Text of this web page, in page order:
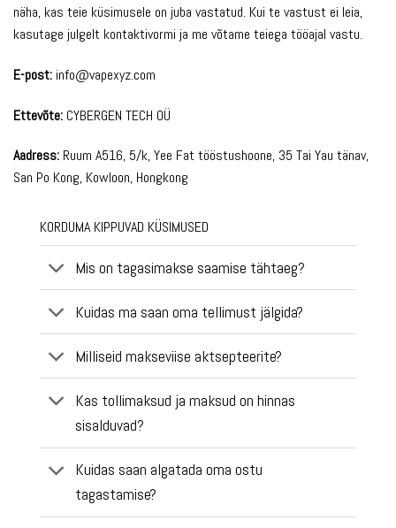
näha, kas teie küsimusele on juba vastatud. Kui te vastust ei leia,
kasutage julgelt kontaktivormi ja me võtame teiega tööajal vastu.
E-post: info@vapexyz.com
Ettevõte: CYBERGEN TECH OÜ
Aadress: Ruum A516, 5/k, Yee Fat tööstushoone, 35 Tai Yau tänav,
San Po Kong, Kowloon, Hongkong
KORDUMA KIPPUVAD KÜSIMUSED
Mis on tagasimakse saamise tähtaeg?
Kuidas ma saan oma tellimust jälgida?
Milliseid makseviise aktsepteerite?
Kas tollimaksud ja maksud on hinnas
sisalduvad?
Kuidas saan algatada oma ostu
tagastamise?